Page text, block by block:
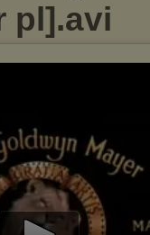
pl].avi